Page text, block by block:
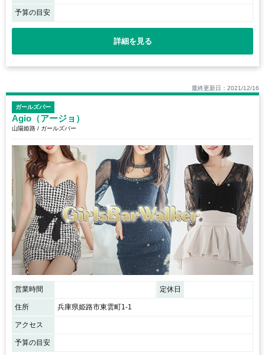
予算の目安
詳細を見る
最終更新日：2021/12/16
ガールズバー
Agio（アージョ）
山陽姫路 / ガールズバー
営業時間 定休日
住所 兵庫県姫路市東雲町1-1
アクセス
予算の目安